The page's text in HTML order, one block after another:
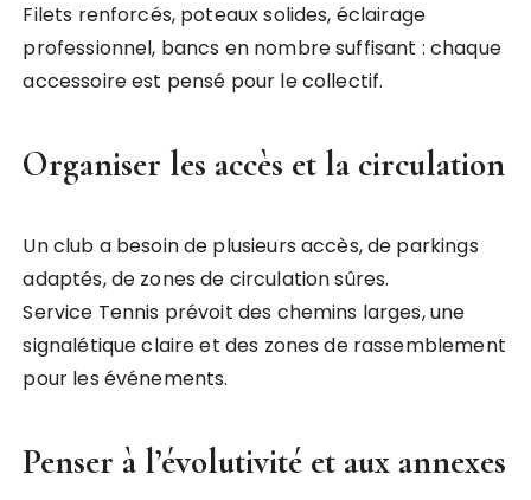
Filets renforcés, poteaux solides, éclairage
professionnel, bancs en nombre suffisant : chaque
accessoire est pensé pour le collectif.
Organiser les accès et la circulation
Un club a besoin de plusieurs accès, de parkings
adaptés, de zones de circulation sûres.
Service Tennis prévoit des chemins larges, une
signalétique claire et des zones de rassemblement
pour les événements.
Penser à l’évolutivité et aux annexes